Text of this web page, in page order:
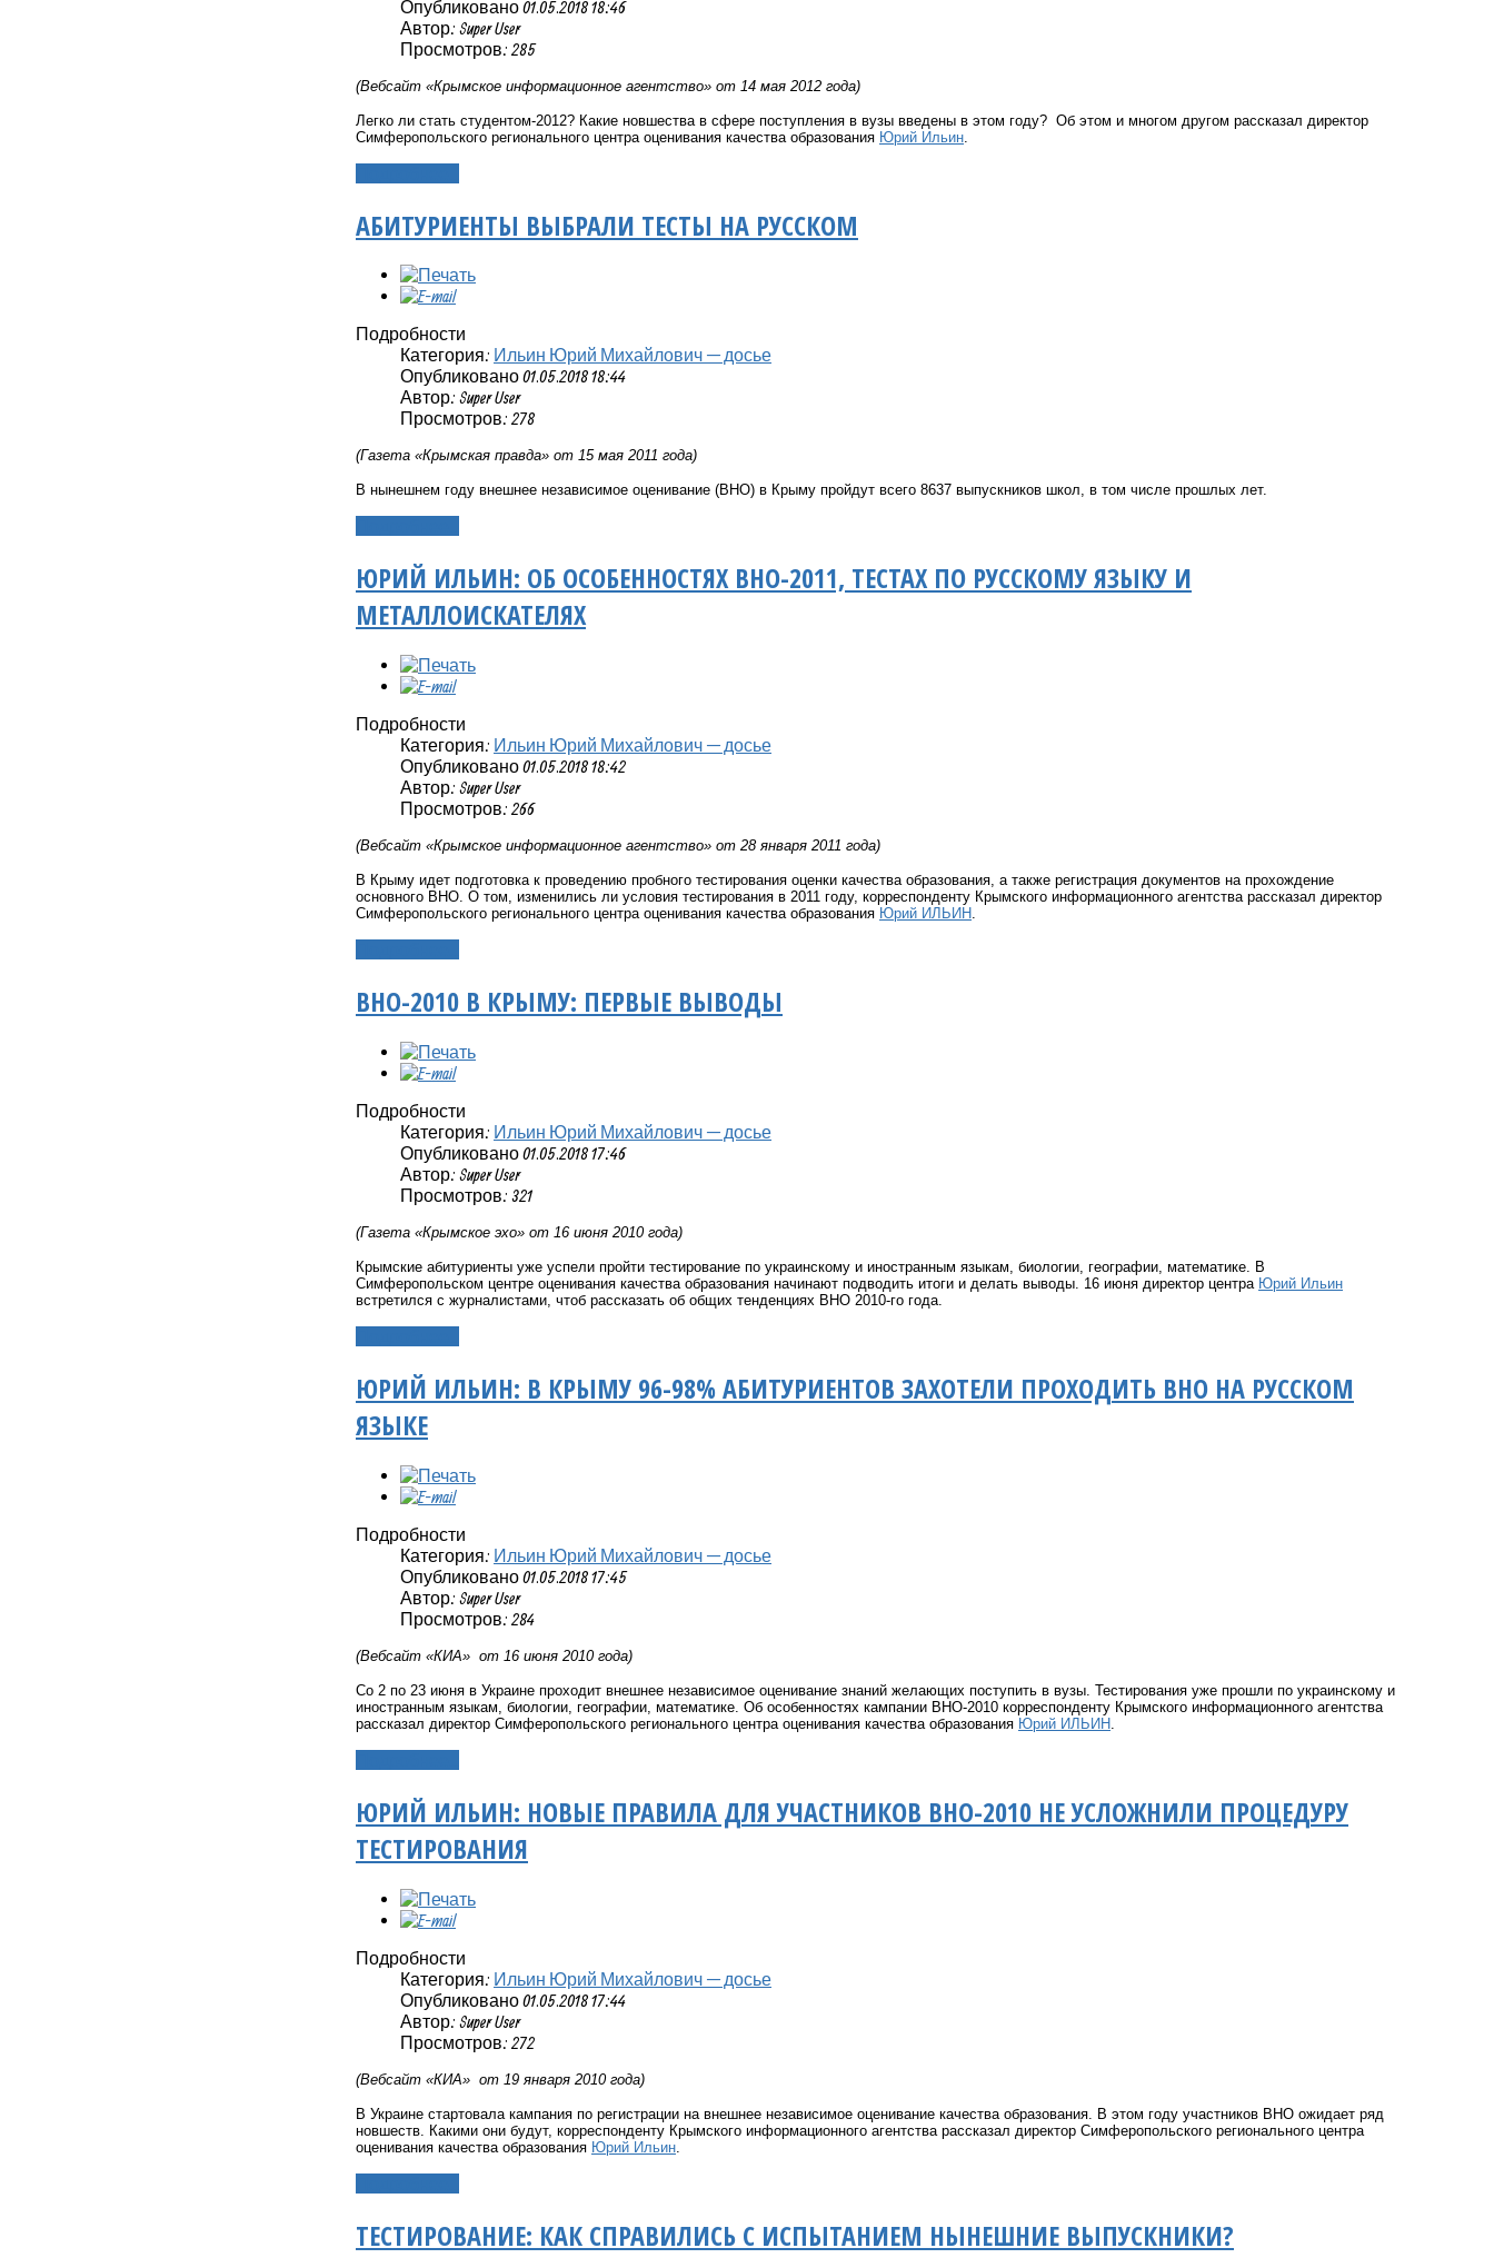
Опубликовано 01.05.2018 18:46
Автор: Super User
Просмотров: 285
(Вебсайт «Крымское информационное агентство» от 14 мая 2012 года)
Легко ли стать студентом-2012? Какие новшества в сфере поступления в вузы введены в этом году? Об этом и многом другом рассказал директор
Симферопольского регионального центра оценивания качества образования Юрий Ильин
АБИТУРИЕНТЫ ВЫБРАЛИ ТЕСТЫ НА РУССКОМ
Подробности
Категория: Ильин Юрий Михайлович — досье
Опубликовано 01.05.2018 18:44
Автор: Super User
Просмотров: 278
(Газета «Крымская правда» от 15 мая 2011 года)
В нынешнем году внешнее независимое оценивание (ВНО) в Крыму пройдут всего 8637 выпускников школ, в том числе прошлых лет.
ЮРИЙ ИЛЬИН: ОБ ОСОБЕННОСТЯХ ВНО-2011, ТЕСТАХ ПО РУССКОМУ ЯЗЫКУ И
МЕТАЛЛОИСКАТЕЛЯХ
Подробности
Категория: Ильин Юрий Михайлович — досье
Опубликовано 01.05.2018 18:42
Автор: Super User
Просмотров: 266
(Вебсайт «Крымское информационное агентство» от 28 января 2011 года)
В Крыму идет подготовка к проведению пробного тестирования оценки качества образования, а также регистрация документов на прохождение
основного ВНО. О том, изменились ли условия тестирования в 2011 году, корреспонденту Крымского информационного агентства рассказал директор
Симферопольского регионального центра оценивания качества образования Юрий ИЛЬИН .
ВНО-2010 В КРЫМУ: ПЕРВЫЕ ВЫВОДЫ
Подробности
Категория: Ильин Юрий Михайлович — досье
Опубликовано 01.05.2018 17:46
Автор: Super User
Просмотров: 321
(Газета «Крымское эхо» от 16 июня 2010 года)
Крымские абитуриенты уже успели пройти тестирование по украинскому и иностранным языкам, биологии, географии, математике. В
Симферопольском центре оценивания качества образования начинают подводить итоги и делать выводы. 16 июня директор центра Юрий Ильин
встретился с журналистами, чтоб рассказать об общих тенденциях ВНО 2010-го года.
ЮРИЙ ИЛЬИН: В КРЫМУ 96-98% АБИТУРИЕНТОВ ЗАХОТЕЛИ ПРОХОДИТЬ ВНО НА РУССКОМ
ЯЗЫКЕ
Подробности
Категория: Ильин Юрий Михайлович — досье
Опубликовано 01.05.2018 17:45
Автор: Super User
Просмотров: 284
(Вебсайт «КИА» от 16 июня 2010 года)
Со 2 по 23 июня в Украине проходит внешнее независимое оценивание знаний желающих поступить в вузы. Тестирования уже прошли по украинскому и
иностранным языкам, биологии, географии, математике. Об особенностях кампании ВНО-2010 корреспонденту Крымского информационного агентства
рассказал директор Симферопольского регионального центра оценивания качества образования Юрий ИЛЬИН
ЮРИЙ ИЛЬИН: НОВЫЕ ПРАВИЛА ДЛЯ УЧАСТНИКОВ ВНО-2010 НЕ УСЛОЖНИЛИ ПРОЦЕДУРУ
ТЕСТИРОВАНИЯ
Подробности
Категория: Ильин Юрий Михайлович — досье
Опубликовано 01.05.2018 17:44
Автор: Super User
Просмотров: 272
(Вебсайт «КИА» от 19 января 2010 года)
В Украине стартовала кампания по регистрации на внешнее независимое оценивание качества образования. В этом году участников ВНО ожидает ряд
новшеств. Какими они будут, корреспонденту Крымского информационного агентства рассказал директор Симферопольского регионального центра
оценивания качества образования Юрий Ильин
ТЕСТИРОВАНИЕ: КАК СПРАВИЛИСЬ С ИСПЫТАНИЕМ НЫНЕШНИЕ ВЫПУСКНИКИ?